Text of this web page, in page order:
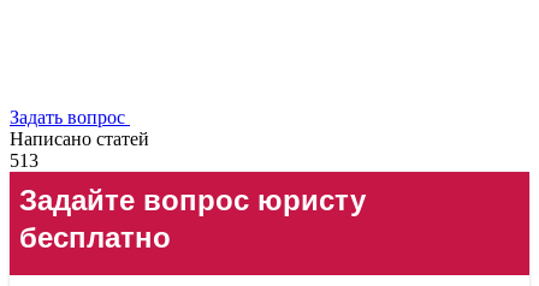
Задать вопрос
Написано статей
513